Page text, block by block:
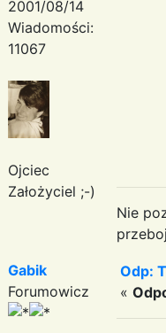
2001/08/14
Wiadomości:
11067
Ojciec
Założyciel ;-)
Nie
Gabik
Forumowicz
Odp:
«